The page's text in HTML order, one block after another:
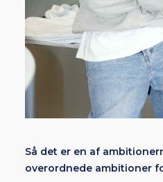
Så det er en af
overordnede ambitioner